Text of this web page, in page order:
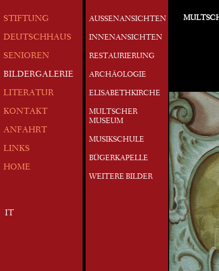
STIFTUNG
DEUTSCHHAUS
SENIOREN
BILDERGALERIE
LITERATUR
KONTAKT
ANFAHRT
LINKS
HOME
IT
AUSSENANSICHTEN
INNENANSICHTEN
RESTAURIERUNG
ARCHÄOLOGIE
ELISABETHKIRCHE
MULTSCHER
MUSEUM
MUSIKSCHULE
BÜGERKAPELLE
WEITERE BILDER